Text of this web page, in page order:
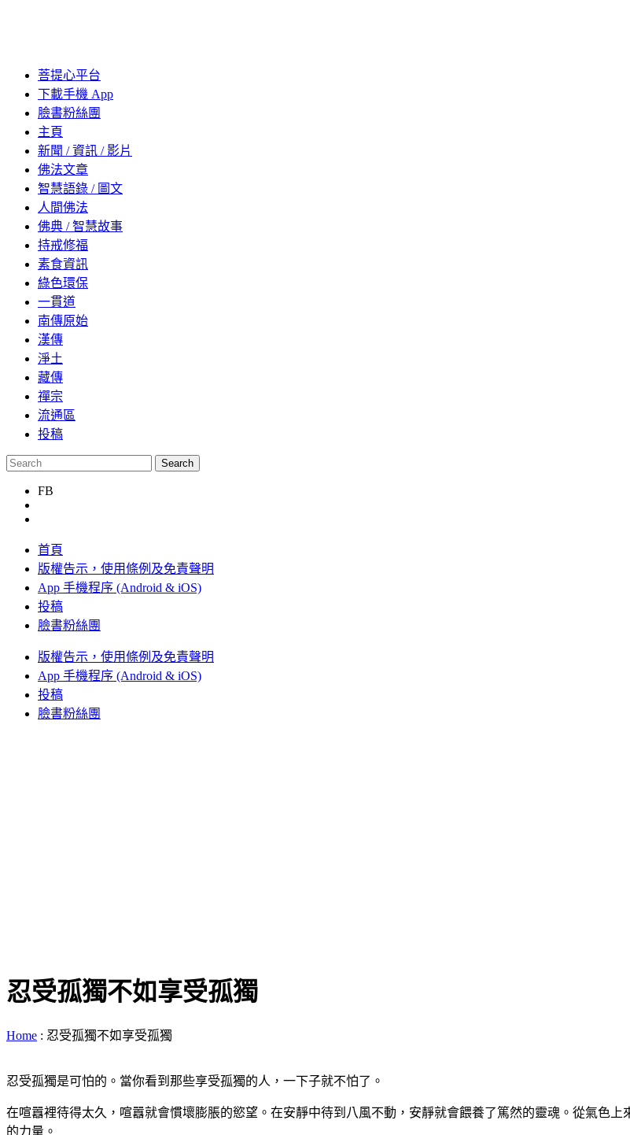
菩提心平台
下載手機 App
臉書粉絲團
主頁
新聞 / 資訊 / 影片
佛法文章
智慧語錄 / 圖文
人間佛法
佛典 / 智慧故事
持戒修福
素食資訊
綠色環保
一貫道
南傳原始
漢傳
淨土
藏傳
禪宗
流通區
投稿
FB
首頁
版權告示，使用條例及免責聲明
App 手機程序 (Android & iOS)
投稿
臉書粉絲團
版權告示，使用條例及免責聲明
App 手機程序 (Android & iOS)
投稿
臉書粉絲團
忍受孤獨不如享受孤獨
Home : 忍受孤獨不如享受孤獨
忍受孤獨是可怕的。當你看到那些享受孤獨的人，一下子就不怕了。
在喧囂裡待得太久，喧囂就會慣壞膨脹的慾望。在安靜中待到八風不動，安靜就會餵養了篤然的靈魂。從氣色
的力量。